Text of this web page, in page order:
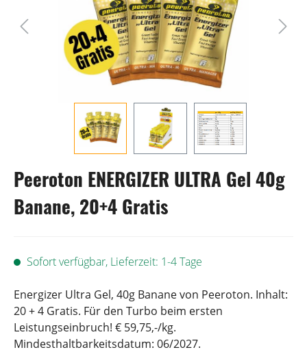
Peeroton ENERGIZER ULTRA Gel 40g
Banane, 20+4 Gratis
Sofort verfügbar, Lieferzeit: 1-4 Tage
Energizer Ultra Gel, 40g Banane von Peeroton. Inhalt:
20 + 4 Gratis. Für den Turbo beim ersten
Leistungseinbruch! € 59,75,-/kg.
Mindesthaltbarkeitsdatum: 06/2027.